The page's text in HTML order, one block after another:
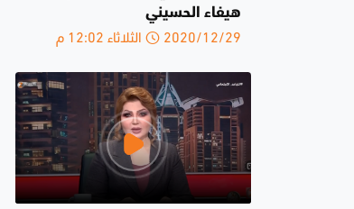
هيفاء الحسيني
2020/12/29 الثلاثاء 12:02 م